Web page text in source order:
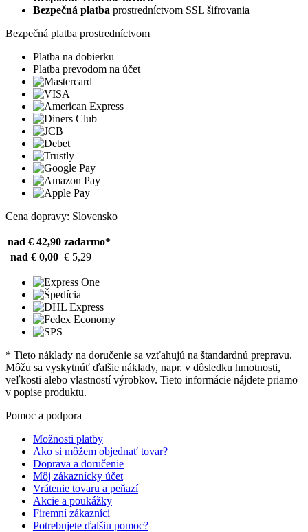
Bezpečná platba prostredníctvom SSL šifrovania
Bezpečná platba prostredníctvom
Platba na dobierku
Platba prevodom na účet
Cena dopravy: Slovensko
nad € 42,90 zadarmo*
nad € 0,00 € 5,29
* Tieto náklady na doručenie sa vzťahujú na štandardnú prepravu.
Môžu sa vyskytnúť ďalšie náklady, napr. v dôsledku hmotnosti,
veľkosti alebo vlastností výrobkov. Tieto informácie nájdete priamo
v popise produktu.
Pomoc a podpora
Možnosti platby
Ako si môžem objednať tovar?
Doprava a doručenie
Môj zákaznícky účet
Vrátenie tovaru a peňazí
Akcie a poukážky
Firemní zákazníci
Potrebujete ďalšiu pomoc?